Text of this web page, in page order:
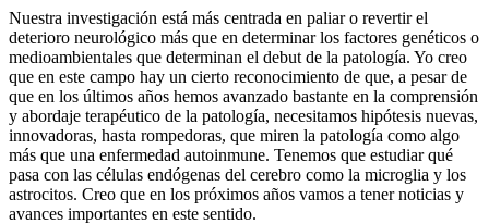
Nuestra investigación está más centrada en paliar o revertir el
deterioro neurológico más que en determinar los factores genéticos o
medioambientales que determinan el debut de la patología. Yo creo
que en este campo hay un cierto reconocimiento de que, a pesar de
que en los últimos años hemos avanzado bastante en la comprensión
y abordaje terapéutico de la patología, necesitamos hipótesis nuevas,
innovadoras, hasta rompedoras, que miren la patología como algo
más que una enfermedad autoinmune. Tenemos que estudiar qué
pasa con las células endógenas del cerebro como la microglia y los
astrocitos. Creo que en los próximos años vamos a tener noticias y
avances importantes en este sentido.